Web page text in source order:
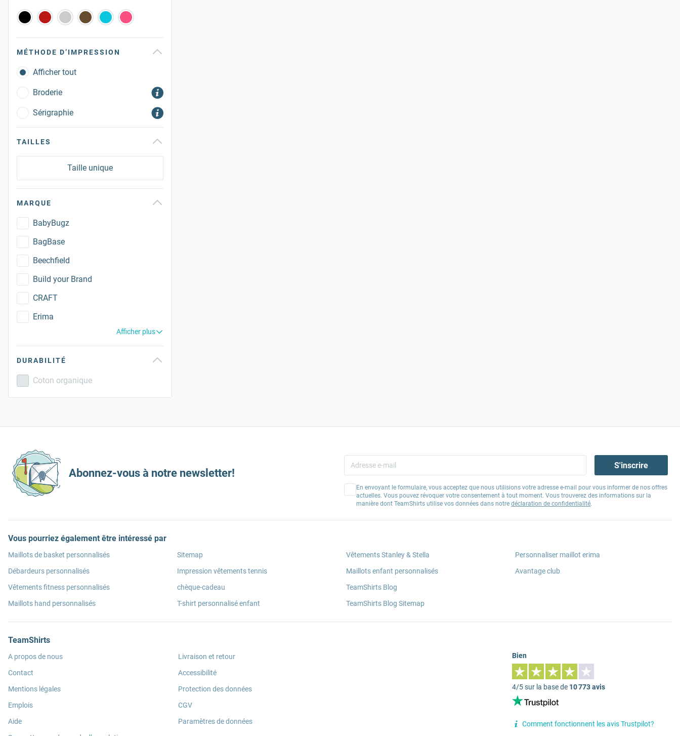
MÉTHODE D’IMPRESSION
Afficher tout
Broderie
Sérigraphie
TAILLES
Taille unique
MARQUE
BabyBugz
BagBase
Beechfield
Build your Brand
CRAFT
Erima
Afficher plus
DURABILITÉ
Coton organique
Abonnez-vous à notre newsletter!
S'inscrire
En envoyant le formulaire, vous acceptez que nous utilisions votre adresse e-mail pour vous informer de nos offres
actuelles. Vous pouvez révoquer votre consentement à tout moment. Vous trouverez des informations sur la
manière dont TeamShirts utilise vos données dans notre déclaration de confidentialité.
Vous pourriez également être intéressé par
Maillots de basket personnalisés
Débardeurs personnalisés
Vêtements fitness personnalisés
Maillots hand personnalisés
Sitemap
Impression vêtements tennis
chèque-cadeau
T-shirt personnalisé enfant
Vêtements Stanley & Stella
Maillots enfant personnalisés
TeamShirts Blog
TeamShirts Blog Sitemap
Personnaliser maillot erima
Avantage club
TeamShirts
A propos de nous
Contact
Mentions légales
Emplois
Aide
Livraison et retour
Accessibilité
Protection des données
CGV
Paramètres de données
Bien
4/5 sur la base de 10 773 avis
Comment fonctionnent les avis Trustpilot?